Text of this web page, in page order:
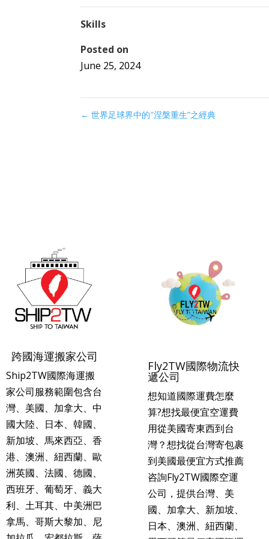
Skills
Posted on
June 25, 2024
← 世界足球界中的″涅槃重生”之經典
跨國海運搬家公司
Ship2TW國際海運搬
家公司服務範圍包含台
灣、美國、加拿大、中
國大陸、日本、韓國、
新加坡、馬來西亞、香
港、澳洲、紐西蘭、歐
洲英國、法國、德國、
西班牙、葡萄牙、義大
利、土耳其、中美洲巴
拿馬、哥斯大黎加、尼
Fly2TW國際物流快
遞公司
想知道國際運費怎麼
算?想找最便宜空運費
用從美國寄東西到台
灣？想找從台灣寄包裹
到美國最便宜方式推薦
咨詢Fly2TW國際空運
公司，提供台灣、美
國、加拿大、新加坡、
日本、澳洲、紐西蘭、